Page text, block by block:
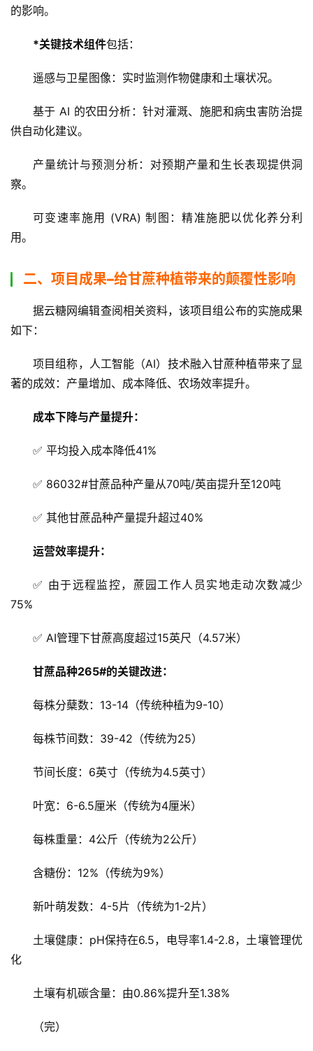
区
产
的影响。
*关键技术组件包括：
遥感与卫星图像：实时监测作物健康和土壤状况。
基于 AI 的农田分析：针对灌溉、施肥和病虫害防治提
供自动化建议。
产量统计与预测分析：对预期产量和生长表现提供洞
察。
可变速率施用 (VRA) 制图：精准施肥以优化养分利
用。
二、项目成果–给甘蔗种植带来的颠覆性影响
据云糖网编辑查阅相关资料，该项目组公布的实施成果
如下：
项目组称，人工智能（AI）技术融入甘蔗种植带来了显
著的成效：产量增加、成本降低、农场效率提升。
成本下降与产量提升：
✅ 平均投入成本降低41%
✅ 86032#甘蔗品种产量从70吨/英亩提升至120吨
✅ 其他甘蔗品种产量提升超过40%
运营效率提升：
✅ 由于远程监控，蔗园工作人员实地走动次数减少
75%
✅ AI管理下甘蔗高度超过15英尺（4.57米）
甘蔗品种265#的关键改进：
每株分蘖数：13-14（传统种植为9-10）
每株节间数：39-42（传统为25）
节间长度：6英寸（传统为4.5英寸）
叶宽：6-6.5厘米（传统为4厘米）
每株重量：4公斤（传统为2公斤）
含糖份：12%（传统为9%）
新叶萌发数：4-5片（传统为1-2片）
土壤健康：pH保持在6.5，电导率1.4-2.8，土壤管理优
化
土壤有机碳含量：由0.86%提升至1.38%
（完）